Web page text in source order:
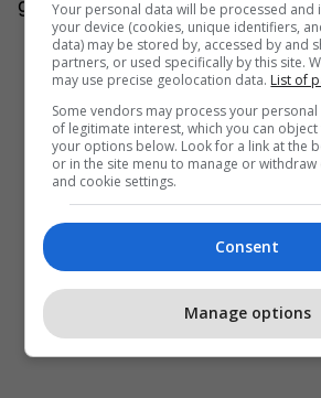
gjitha sallonet e Volkswagen në
Your personal data will be processed
your device (cookies, unique identifiers,
data) may be stored by, accessed by and
partners, or used specifically by this site.
may use precise geolocation data. List of
Some vendors may process your
of legitimate interest, which you can
your options below. Look for a link at the
or in the site menu to manage or
and cookie settings.
Consent
Manage options